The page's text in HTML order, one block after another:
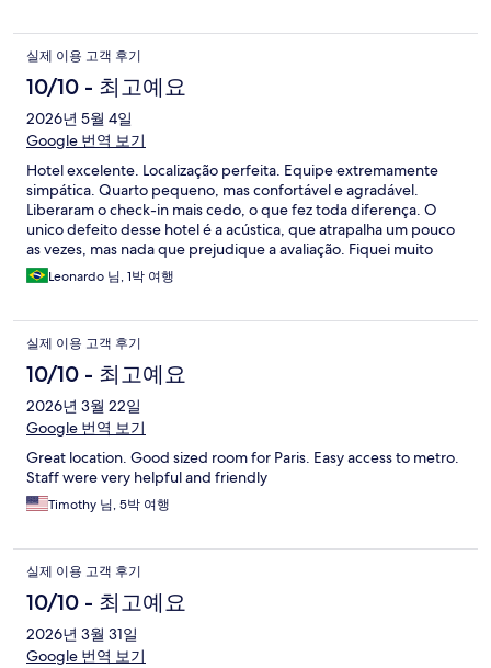
실제 이용 고객 후기
10/10 - 최고예요
2026년 5월 4일
Google 번역 보기
Hotel excelente. Localização perfeita. Equipe extremamente
simpática. Quarto pequeno, mas confortável e agradável.
Liberaram o check-in mais cedo, o que fez toda diferença. O
unico defeito desse hotel é a acústica, que atrapalha um pouco
as vezes, mas nada que prejudique a avaliação. Fiquei muito
satisfeito e voltarei.
Leonardo 님, 1박 여행
실제 이용 고객 후기
10/10 - 최고예요
2026년 3월 22일
Google 번역 보기
Great location. Good sized room for Paris. Easy access to metro.
Staff were very helpful and friendly
Timothy 님, 5박 여행
실제 이용 고객 후기
10/10 - 최고예요
2026년 3월 31일
Google 번역 보기